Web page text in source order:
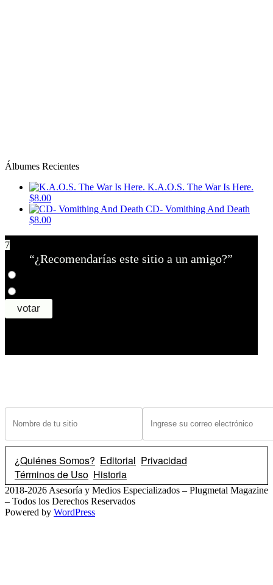
Álbumes Recientes
K.A.O.S. The War Is Here.
$8.00
CD- Vomithing And Death
$8.00
7
“¿Recomendarías este sitio a un amigo?”
¿Quiénes Somos? Editorial Privacidad
Términos de Uso Historia
2018-2026 Asesoría y Medios Especializados – Plugmetal Magazine
– Todos los Derechos Reservados
Powered by WordPress